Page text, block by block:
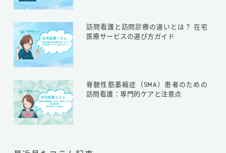
訪問看護と訪問診療の違いとは？ 在宅
医療サービスの選び方ガイド
脊髄性筋萎縮症（SMA）患者のための
訪問看護：専門的ケアと注意点